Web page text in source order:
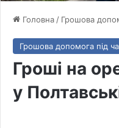
Головна / Грошова
Грошова допомога під
Гроші на
у